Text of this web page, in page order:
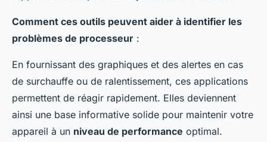
Comment ces outils peuvent aider à identifier les
problèmes de processeur :
En fournissant des graphiques et des alertes en cas
de surchauffe ou de ralentissement, ces applications
permettent de réagir rapidement. Elles deviennent
ainsi une base informative solide pour maintenir votre
appareil à un niveau de performance optimal.